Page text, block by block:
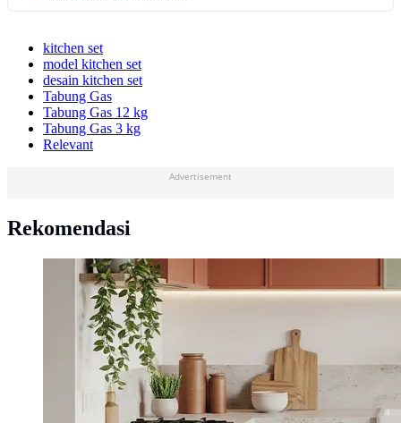
kitchen set
model kitchen set
desain kitchen set
Tabung Gas
Tabung Gas 12 kg
Tabung Gas 3 kg
Relevant
Advertisement
Rekomendasi